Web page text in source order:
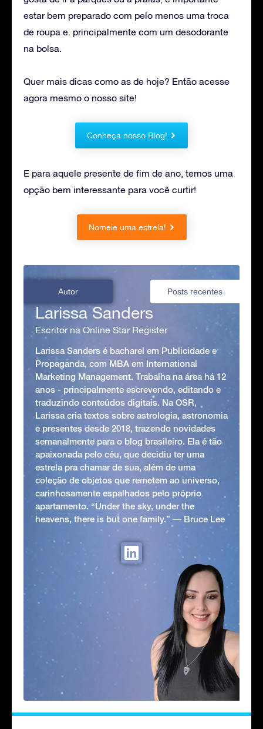
estar bem preparado com pelo menos uma troca
de roupa e. principalmente com um desodorante
na bolsa.
Quer mais dicas como as de hoje? Então acesse
agora mesmo o nosso site!
Conheça nosso Blog!
E para aquele presente de fim de ano, temos uma
opção bem interessante para você curtir!
Nomeie uma estrela!
Autor Posts recentes
Larissa Sanders
Escritor na Online Star Register
Larissa Sanders é bacharel em Publicidade e
Propaganda, com MBA em International
Marketing Management. Trabalha na área há 12
anos - principalmente escrevendo, editando e
traduzindo conteúdos digitais. Na OSR,
Larissa cria textos sobre astrologia, astronomia
e presentes desde 2018, trazendo novidades
semanalmente para o blog brasileiro. Ela é tão
apaixonada pelo céu, que decidiu ter uma
estrela pra chamar de sua, além de uma
coleção de objetos que remetem ao universo,
carinhosamente espalhados pelo próprio
apartamento. “Under the sky, under the
heavens, there is but one family.” ― Bruce Lee